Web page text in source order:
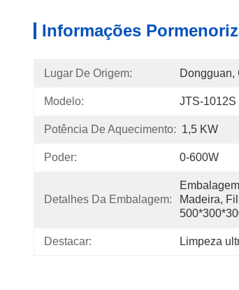
Informações
Lugar De Origem: Dongguan,
Modelo: JTS-1012S
Potência De Aquecimento: 1,5 KW
Poder: 0-600W
Detalhes Da Embalagem:
Madeira,
Destacar: Limpeza